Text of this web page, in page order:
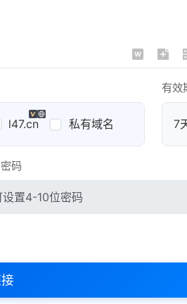
l47.cn 私有域名
有效
码
置
iOS Android PC 其他